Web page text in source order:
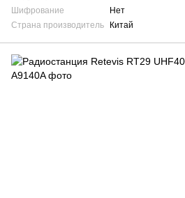
Шифрование
Нет
Страна производитель
Китай